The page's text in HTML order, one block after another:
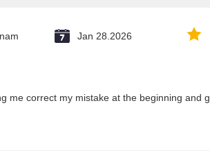
Jan 28.2026
me correct my mistake at the beginning and